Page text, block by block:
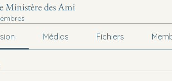
Ministère des Ami
Médias Fichiers